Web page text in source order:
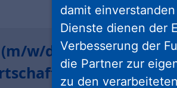
w/d) in
damit
Dienste dienen der
Verbesserung der
die Partner zur
zu den